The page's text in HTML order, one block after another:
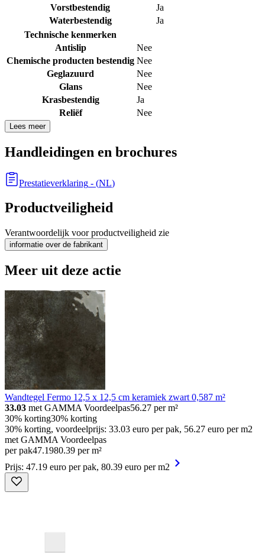
Vorstbestendig
Ja
Waterbestendig
Ja
Technische kenmerken
Antislip
Nee
Chemische producten bestendig Nee
Geglazuurd
Nee
Glans
Nee
Krasbestendig
Ja
Reliëf
Nee
Lees meer
Handleidingen en brochures
Prestatieverklaring - (NL)
Productveiligheid
Verantwoordelijk voor productveiligheid zie
informatie over de fabrikant
Meer uit deze actie
Wandtegel Fermo 12,5 x 12,5 cm keramiek zwart 0,587 m²
33.03 met GAMMA Voordeelpas56.27 per m²
30% korting30% korting
30% korting, voordeelprijs: 33.03 euro per pak, 56.27 euro per m2
met GAMMA Voordeelpas
per pak47.1980.39 per m²
Prijs: 47.19 euro per pak, 80.39 euro per m2